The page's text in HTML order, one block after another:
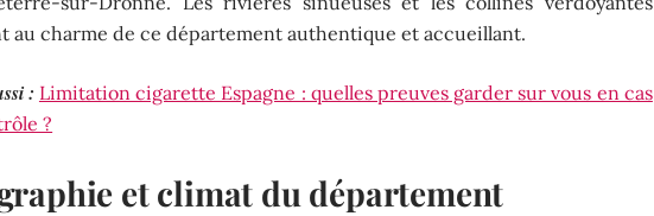
au charme de ce département authentique et accueillant.
: Limitation cigarette Espagne : quelles preuves garder sur vous en cas
?
et climat du département